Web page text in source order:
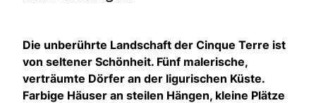
Die unberührte Landschaft der Cinque Terre ist
von seltener Schönheit. Fünf malerische,
verträumte Dörfer an der ligurischen Küste.
Farbige Häuser an steilen Hängen, kleine Plätze